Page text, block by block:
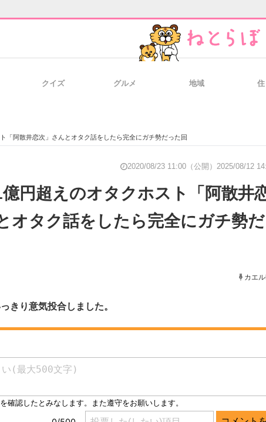
企業向けIT製品の総合サイト IT製品の技術・比較・事例
クイズ グルメ 地域
「阿散井恋次」さんとオタク話をしたら完全にガチ勢だった回
2020/08/23 11:00（公開） 2025/08/12
円超えのオタクホスト「阿散井
オタク話をしたら完全にガチ勢
カエ
きり意気投合しました。